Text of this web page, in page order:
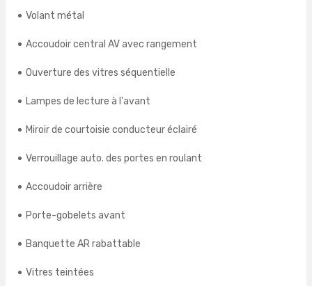
Volant métal
Accoudoir central AV avec rangement
Ouverture des vitres séquentielle
Lampes de lecture à l'avant
Miroir de courtoisie conducteur éclairé
Verrouillage auto. des portes en roulant
Accoudoir arrière
Porte-gobelets avant
Banquette AR rabattable
Vitres teintées